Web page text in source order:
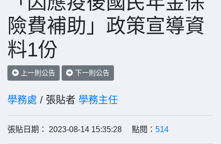
險費補助」政策宣導資
料1份
上一則公告 下一則公告
學務處 / 張貼者 學務主任
張貼日期： 2023-08-14 15:35:28 點閱： 514